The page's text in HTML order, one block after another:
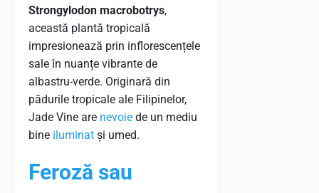
Strongylodon macrobotrys,
această plantă tropicală
impresionează prin inflorescențele
sale în nuanțe vibrante de
albastru-verde. Originară din
pădurile tropicale ale Filipinelor,
Jade Vine are nevoie de un mediu
bine iluminat și umed.
Feroză sau